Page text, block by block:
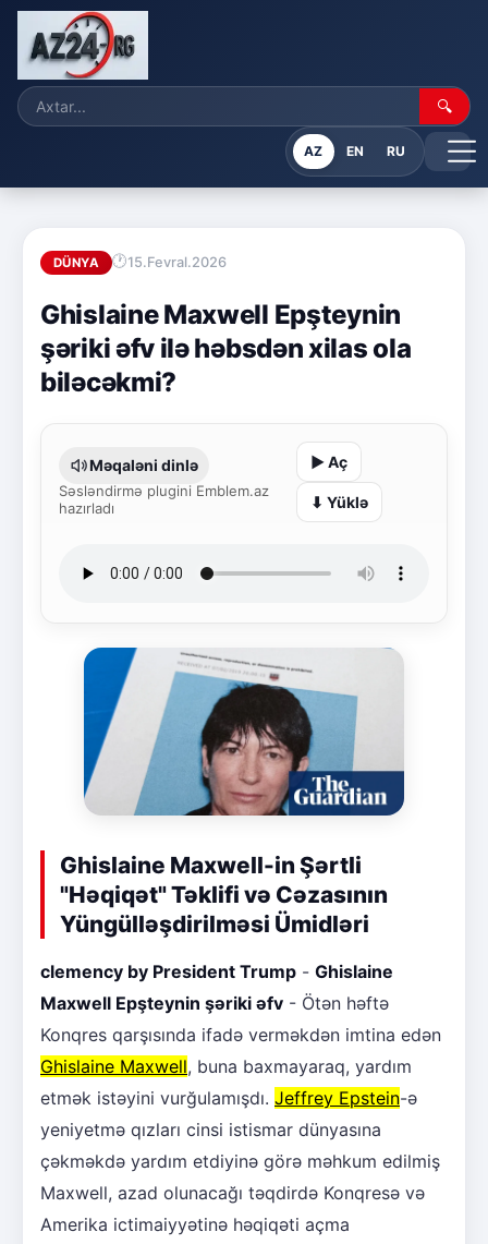
🔍
AZ EN RU
DÜNYA 15.Fevral.2026
Ghislaine Maxwell Epşteynin
şəriki əfv ilə həbsdən xilas ola
biləcəkmi?
Məqaləni dinlə
Səsləndirmə plugini Emblem.az
hazırladı
▶ Aç
⬇ Yüklə
Ghislaine Maxwell-in Şərtli
"Həqiqət" Təklifi və Cəzasının
Yüngülləşdirilməsi Ümidləri
clemency by President Trump - Ghislaine
Maxwell Epşteynin şəriki əfv - Ötən həftə
Konqres qarşısında ifadə verməkdən imtina edən
Ghislaine Maxwell, buna baxmayaraq, yardım
etmək istəyini vurğulamışdı. Jeffrey Epstein-ə
yeniyetmə qızları cinsi istismar dünyasına
çəkməkdə yardım etdiyinə görə məhkum edilmiş
Maxwell, azad olunacağı təqdirdə Konqresə və
Amerika ictimaiyyətinə həqiqəti açma